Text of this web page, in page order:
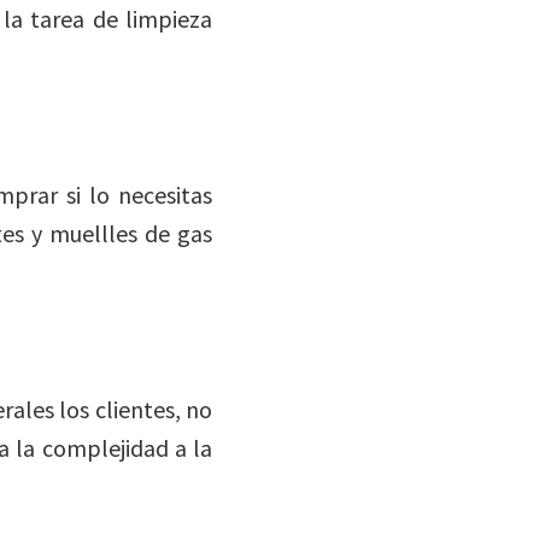
tarea de limpieza
si lo necesitas
y muellles de gas
los clientes, no
la complejidad a la